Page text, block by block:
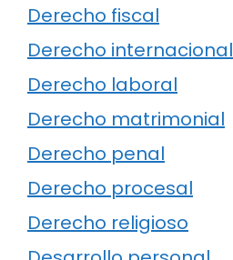
Derecho fiscal
Derecho internacional
Derecho laboral
Derecho matrimonial
Derecho penal
Derecho procesal
Derecho religioso